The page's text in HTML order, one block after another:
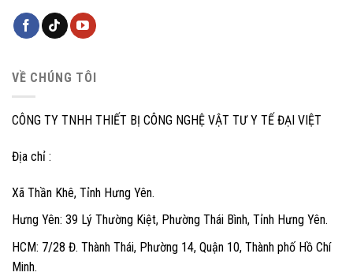
VỀ CHÚNG TÔI
CÔNG TY TNHH THIẾT BỊ CÔNG NGHỆ VẬT TƯ Y TẾ ĐẠI VIỆT
Địa chỉ :
Xã Thần Khê, Tỉnh Hưng Yên.
Hưng Yên: 39 Lý Thường Kiệt, Phường Thái Bình, Tỉnh Hưng Yên.
HCM: 7/28 Đ. Thành Thái, Phường 14, Quận 10, Thành phố Hồ Chí
Minh.